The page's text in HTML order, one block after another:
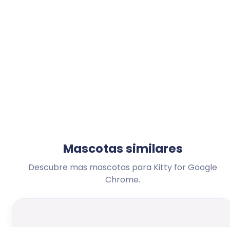
Mascotas similares
Descubre mas mascotas para Kitty for Google
Chrome.